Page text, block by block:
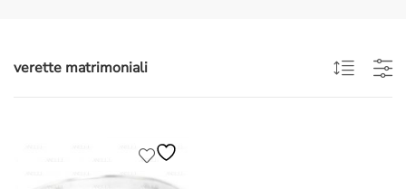
verette matrimoniali